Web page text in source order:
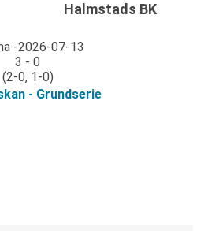
2026-07-13
3 - 0
(2-0, 1-0)
- Grundserie
Halmstads BK